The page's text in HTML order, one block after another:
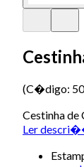
(C�digo:
Cestinha de
Ler